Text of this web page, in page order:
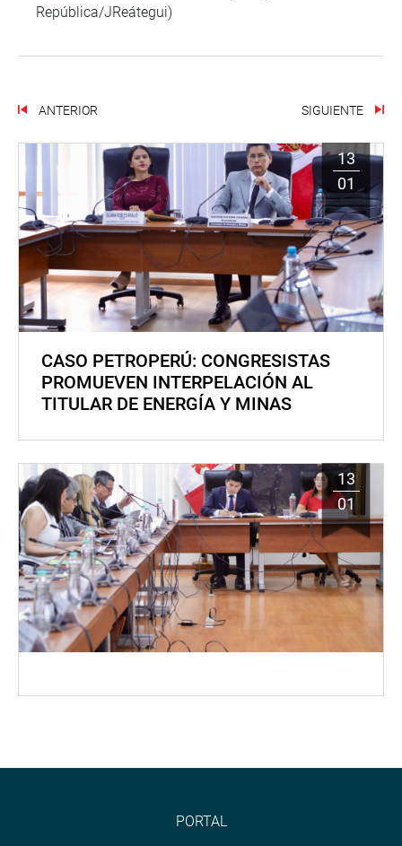
República/JReátegui)
ANTERIOR SIGUIENTE
13
01
CASO PETROPERÚ: CONGRESISTAS
PROMUEVEN INTERPELACIÓN AL
TITULAR DE ENERGÍA Y MINAS
13
01
PORTAL